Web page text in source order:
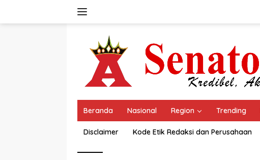
Beranda Nasional Region Trending
Disclaimer Kode Etik Redaksi dan Perusahaan